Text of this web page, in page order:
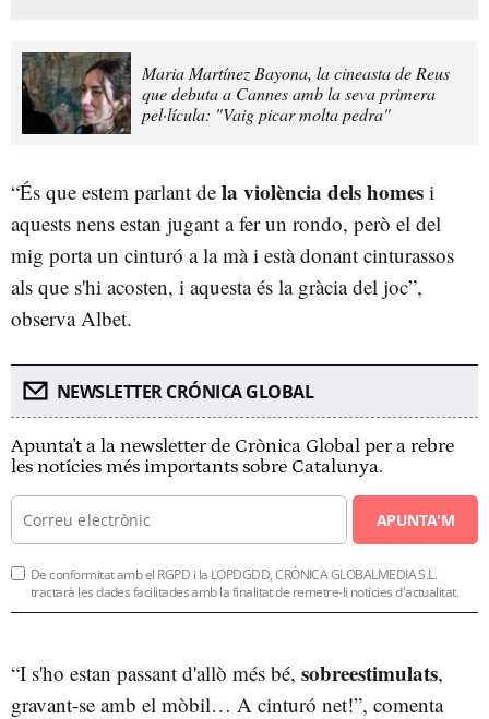
Maria Martínez Bayona, la cineasta de Reus
que debuta a Cannes amb la seva primera
pel·lícula: "Vaig picar molta pedra"
“És que estem parlant de la violència dels homes i
aquests nens estan jugant a fer un rondo, però el del
mig porta un cinturó a la mà i està donant cinturassos
als que s'hi acosten, i aquesta és la gràcia del joc”,
observa Albet.
NEWSLETTER CRÓNICA GLOBAL
Apunta't a la newsletter de Crònica Global per a rebre
les notícies més importants sobre Catalunya.
APUNTA'M
De conformitat amb el RGPD i la LOPDGDD, CRÒNICA GLOBALMEDIA S.L.
tractarà les dades facilitades amb la finalitat de remetre-li notícies d'actualitat.
“I s'ho estan passant d'allò més bé, sobreestimulats,
gravant-se amb el mòbil… A cinturó net!”, comenta